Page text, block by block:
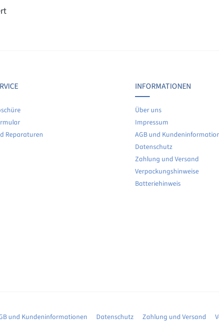
Keine Bewertungen gefunden. Teilen Sie Ihre
Reparaturen
INFORMATIONEN
Über uns
Impressum
AGB und
Datenschutz
Zahlung und Versand
Verpackungshinweise
Batteriehinweis
und Kundeninformationen Datenschutz Zahlung und Versand